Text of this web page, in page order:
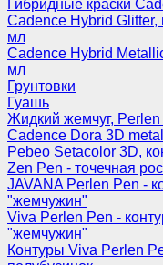
Гибридные краски
Cadence Hybrid Glitter,
мл
Cadence Hybrid
мл
Грунтовки
Гуашь
Жидкий жемчуг, Perlen
Cadence Dora 3D
Pebeo Setacolor 3D,
Zen Pen - точечная
JAVANA Perlen Pen -
"жемчужин"
Viva Perlen Pen -
"жемчужин"
Контуры Viva Perlen